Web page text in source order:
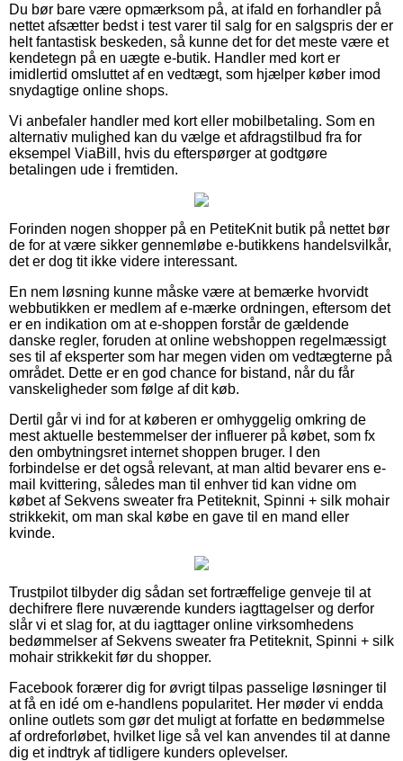
Du bør bare være opmærksom på, at ifald en forhandler på
nettet afsætter bedst i test varer til salg for en salgspris der er
helt fantastisk beskeden, så kunne det for det meste være et
kendetegn på en uægte e-butik. Handler med kort er
imidlertid omsluttet af en vedtægt, som hjælper køber imod
snydagtige online shops.
Vi anbefaler handler med kort eller mobilbetaling. Som en
alternativ mulighed kan du vælge et afdragstilbud fra for
eksempel ViaBill, hvis du efterspørger at godtgøre
betalingen ude i fremtiden.
Forinden nogen shopper på en PetiteKnit butik på nettet bør
de for at være sikker gennemløbe e-butikkens handelsvilkår,
det er dog tit ikke videre interessant.
En nem løsning kunne måske være at bemærke hvorvidt
webbutikken er medlem af e-mærke ordningen, eftersom det
er en indikation om at e-shoppen forstår de gældende
danske regler, foruden at online webshoppen regelmæssigt
ses til af eksperter som har megen viden om vedtægterne på
området. Dette er en god chance for bistand, når du får
vanskeligheder som følge af dit køb.
Dertil går vi ind for at køberen er omhyggelig omkring de
mest aktuelle bestemmelser der influerer på købet, som fx
den ombytningsret internet shoppen bruger. I den
forbindelse er det også relevant, at man altid bevarer ens e-
mail kvittering, således man til enhver tid kan vidne om
købet af Sekvens sweater fra Petiteknit, Spinni + silk mohair
strikkekit, om man skal købe en gave til en mand eller
kvinde.
Trustpilot tilbyder dig sådan set fortræffelige genveje til at
dechifrere flere nuværende kunders iagttagelser og derfor
slår vi et slag for, at du iagttager online virksomhedens
bedømmelser af Sekvens sweater fra Petiteknit, Spinni + silk
mohair strikkekit før du shopper.
Facebook forærer dig for øvrigt tilpas passelige løsninger til
at få en idé om e-handlens popularitet. Her møder vi endda
online outlets som gør det muligt at forfatte en bedømmelse
af ordreforløbet, hvilket lige så vel kan anvendes til at danne
dig et indtryk af tidligere kunders oplevelser.